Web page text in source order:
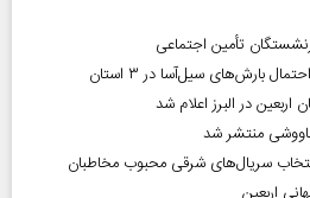
تأمین اجتماعی
در البرز اعلام شد
منتشر شد
سریال‌های شرقی محبوب مخاطبان